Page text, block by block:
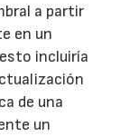
a partir
en un
incluiría
de una
un